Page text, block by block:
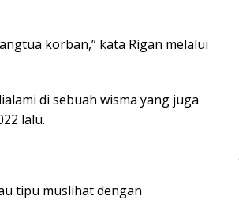
korban,” kata Rigan melalui
di sebuah wisma yang juga
lalu.
tipu muslihat dengan